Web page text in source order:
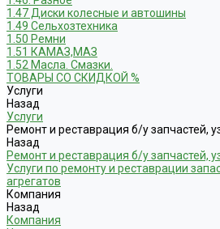
1.47 Диски колесные и автошины
1.49 Сельхозтехника
1.50 Ремни
1.51 КАМАЗ,МАЗ
1.52 Масла. Смазки.
ТОВАРЫ СО СКИДКОЙ %
Услуги
Назад
Услуги
Ремонт и реставрация б/у запчастей,
Назад
Ремонт и реставрация б/у запчастей,
Услуги по ремонту и реставрации
агрегатов
Компания
Назад
Компания